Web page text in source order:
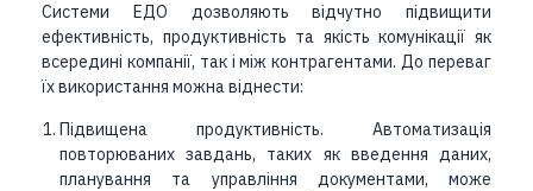
Системи ЕДО дозволяють відчутно підвищити
ефективність, продуктивність та якість комунікації як
всередині компанії, так і між контрагентами. До переваг
їх використання можна віднести:
Підвищена продуктивність. Автоматизація
повторюваних завдань, таких як введення даних,
планування та управління документами, може